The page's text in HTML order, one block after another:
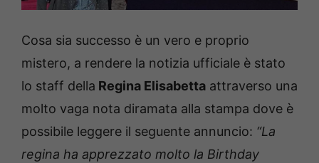
Cosa sia successo è un vero e proprio
mistero, a rendere la notizia ufficiale è stato
lo staff della Regina Elisabetta attraverso una
molto vaga nota diramata alla stampa dove è
possibile leggere il seguente annuncio: “La
regina ha apprezzato molto la Birthday